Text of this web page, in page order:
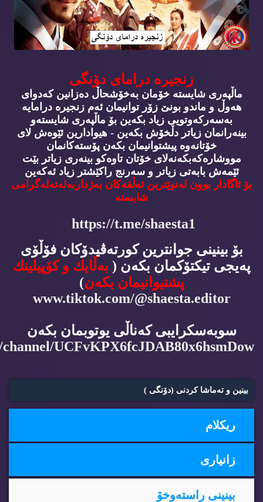
زنجیره‌ درامای دۆنگی
ماڵپه‌ری شایسته‌ خۆمان به‌خۆشحاڵ ده‌زانین كه‌دوای
هه‌وڵ و ماندو بونێ زۆر توانیمان ئه‌م زنجیره‌ درامایه‌
به‌سه‌ركه‌وتویی زیاد بكه‌ین بۆ ماڵپه‌ری شایسته‌و
بینه‌رانمان زیاتر دڵخۆش بكه‌ین - هیوادارین ئێوه‌ش لای
خۆتانه‌وه‌ پیشتوانیمان بكه‌ن پۆسته‌كانمان
مووشاره‌كه‌بكه‌نه‌لای خۆتان تاوه‌كو بینه‌ری زیاتر بێت
ئێمه‌ش بابه‌تی زیاتر و سه‌رنج راكێشتر زیاد ئه‌كه‌ین
بۆ ئاگادار بوون له‌نوێترین ئه‌ڵقه‌كان به‌ژداربه‌له‌ته‌له‌گرامی
شایسته‌
https://t.me/shaesta1
بۆ بینینی جوانترین كورته‌ڤیدۆكان فۆڵۆی
په‌یجی تیكتۆكمان بكه‌ن ( به‌ڵایك و كۆپیلینك
پشتیوانیمان بكه‌ن)
www.tiktok.com/@shaesta.editor
سوبه‌سكرایبی كه‌ناڵی یوتوبمان بكه‌ن
UCFvKPX6fcJDAB80x6hsmDow
بینین و ته‌ماشا كردنی (دۆنگی )
ریكلام
زانیاری
بینینی راسته‌وخۆ